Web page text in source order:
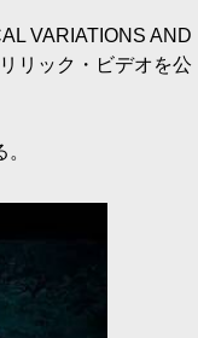
VARIATIONS AND
リック・ビデオを公